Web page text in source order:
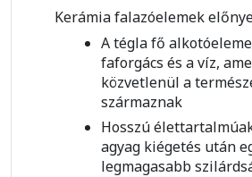
Kerámia falazóelemek
A tégla fő
faforgács és a víz,
közvetlenül a
származnak
Hosszú
agyag kiégetés után
legmagasabb